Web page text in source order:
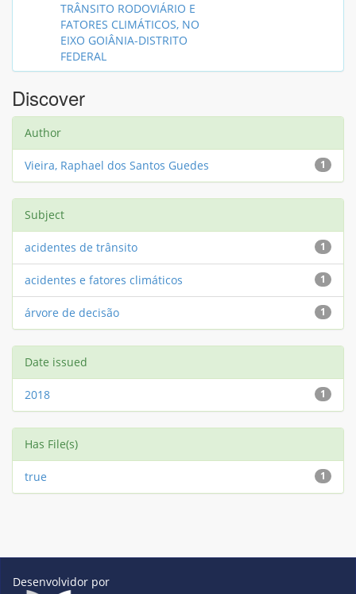
TRÂNSITO RODOVIÁRIO E
FATORES CLIMÁTICOS, NO
EIXO GOIÂNIA-DISTRITO
FEDERAL
Discover
Author
1
Vieira, Raphael dos Santos Guedes
Subject
1
acidentes de trânsito
1
acidentes e fatores climáticos
1
árvore de decisão
Date issued
1
2018
Has File(s)
1
true
Desenvolvidor por